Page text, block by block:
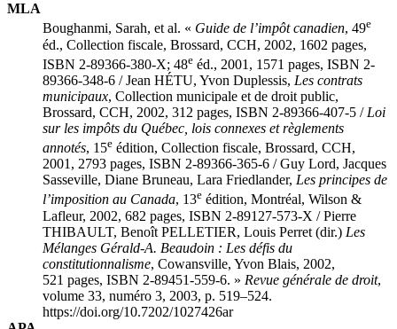
MLA
Boughanmi, Sarah, et al. « Guide de l’impôt canadien, 49e
éd., Collection fiscale, Brossard, CCH, 2002, 1602 pages,
ISBN 2-89366-380-X; 48e éd., 2001, 1571 pages, ISBN 2-
89366-348-6 / Jean HÉTU, Yvon Duplessis, Les contrats
municipaux, Collection municipale et de droit public,
Brossard, CCH, 2002, 312 pages, ISBN 2-89366-407-5 / Loi
sur les impôts du Québec, lois connexes et règlements
annotés, 15e édition, Collection fiscale, Brossard, CCH,
2001, 2793 pages, ISBN 2-89366-365-6 / Guy Lord, Jacques
Sasseville, Diane Bruneau, Lara Friedlander, Les principes de
l’imposition au Canada, 13e édition, Montréal, Wilson &
Lafleur, 2002, 682 pages, ISBN 2-89127-573-X / Pierre
THIBAULT, Benoît PELLETIER, Louis Perret (dir.) Les
Mélanges Gérald-A. Beaudoin : Les défis du
constitutionnalisme, Cowansville, Yvon Blais, 2002,
521 pages, ISBN 2-89451-559-6. » Revue générale de droit,
volume 33, numéro 3, 2003, p. 519–524.
https://doi.org/10.7202/1027426ar